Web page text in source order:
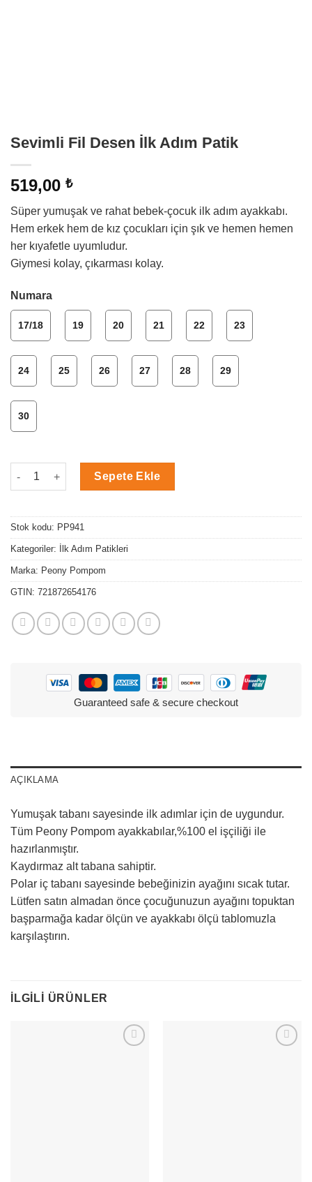
Sevimli Fil Desen İlk Adım Patik
519,00 ₺
Süper yumuşak ve rahat bebek-çocuk ilk adım ayakkabı.
Hem erkek hem de kız çocukları için şık ve hemen hemen
her kıyafetle uyumludur.
Giymesi kolay, çıkarması kolay.
Numara
17/18 19 20 21 22 23
24 25 26 27 28 29
30
Sevimli Fil Desen İlk Adım Patik adet
Sepete Ekle
Stok kodu: PP941
Kategoriler: İlk Adım Patikleri
Marka: Peony Pompom
GTIN: 721872654176
Guaranteed safe & secure checkout
AÇIKLAMA
Yumuşak tabanı sayesinde ilk adımlar için de uygundur.
Tüm Peony Pompom ayakkabılar,%100 el işçiliği ile
hazırlanmıştır.
Kaydırmaz alt tabana sahiptir.
Polar iç tabanı sayesinde bebeğinizin ayağını sıcak tutar.
Lütfen satın almadan önce çocuğunuzun ayağını topuktan
başparmağa kadar ölçün ve ayakkabı ölçü tablomuzla
karşılaştırın.
İLGILI ÜRÜNLER